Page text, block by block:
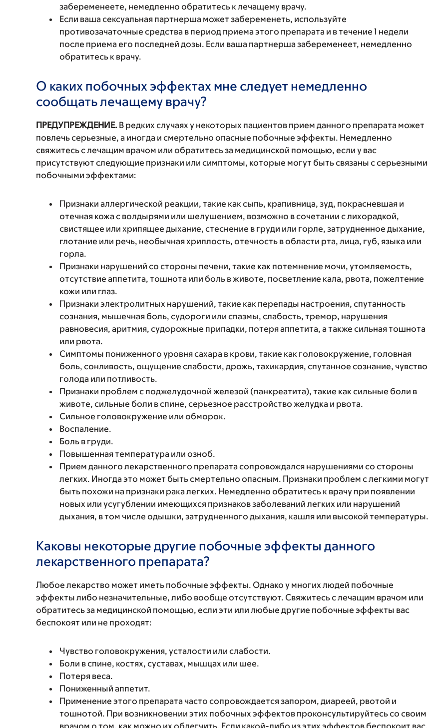
забеременеете, немедленно обратитесь к лечащему врачу.
Если ваша сексуальная партнерша может забеременеть, используйте
противозачаточные средства в период приема этого препарата и в течение 1 недели
после приема его последней дозы. Если ваша партнерша забеременеет, немедленно
обратитесь к врачу.
О каких побочных эффектах мне следует немедленно
сообщать лечащему врачу?
ПРЕДУПРЕЖДЕНИЕ. В редких случаях у некоторых пациентов прием данного препарата может
повлечь серьезные, а иногда и смертельно опасные побочные эффекты. Немедленно
свяжитесь с лечащим врачом или обратитесь за медицинской помощью, если у вас
присутствуют следующие признаки или симптомы, которые могут быть связаны с серьезными
побочными эффектами:
Признаки аллергической реакции, такие как сыпь, крапивница, зуд, покрасневшая и
отечная кожа с волдырями или шелушением, возможно в сочетании с лихорадкой,
свистящее или хрипящее дыхание, стеснение в груди или горле, затрудненное дыхание,
глотание или речь, необычная хриплость, отечность в области рта, лица, губ, языка или
горла.
Признаки нарушений со стороны печени, такие как потемнение мочи, утомляемость,
отсутствие аппетита, тошнота или боль в животе, посветление кала, рвота, пожелтение
кожи или глаз.
Признаки электролитных нарушений, такие как перепады настроения, спутанность
сознания, мышечная боль, судороги или спазмы, слабость, тремор, нарушения
равновесия, аритмия, судорожные припадки, потеря аппетита, а также сильная тошнота
или рвота.
Симптомы пониженного уровня сахара в крови, такие как головокружение, головная
боль, сонливость, ощущение слабости, дрожь, тахикардия, спутанное сознание, чувство
голода или потливость.
Признаки проблем с поджелудочной железой (панкреатита), такие как сильные боли в
животе, сильные боли в спине, серьезное расстройство желудка и рвота.
Сильное головокружение или обморок.
Воспаление.
Боль в груди.
Повышенная температура или озноб.
Прием данного лекарственного препарата сопровождался нарушениями со стороны
легких. Иногда это может быть смертельно опасным. Признаки проблем с легкими могут
быть похожи на признаки рака легких. Немедленно обратитесь к врачу при появлении
новых или усугублении имеющихся признаков заболеваний легких или нарушений
дыхания, в том числе одышки, затрудненного дыхания, кашля или высокой температуры.
Каковы некоторые другие побочные эффекты данного
лекарственного препарата?
Любое лекарство может иметь побочные эффекты. Однако у многих людей побочные
эффекты либо незначительные, либо вообще отсутствуют. Свяжитесь с лечащим врачом или
обратитесь за медицинской помощью, если эти или любые другие побочные эффекты вас
беспокоят или не проходят:
Чувство головокружения, усталости или слабости.
Боли в спине, костях, суставах, мышцах или шее.
Потеря веса.
Пониженный аппетит.
Применение этого препарата часто сопровождается запором, диареей, рвотой и
тошнотой. При возникновении этих побочных эффектов проконсультируйтесь со своим
врачом о том, как можно их облегчить. Если какой-либо из этих эффектов беспокоит вас,